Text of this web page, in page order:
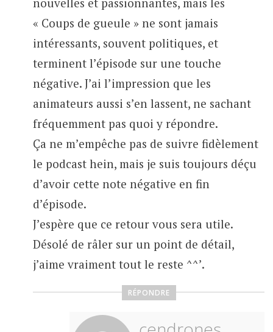
« Coups de gueule » ne sont jamais
intéressants, souvent politiques, et
terminent l’épisode sur une touche
négative. J’ai l’impression que les
animateurs aussi s’en lassent, ne sachant
fréquemment pas quoi y répondre.
Ça ne m’empêche pas de suivre fidèlement
le podcast hein, mais je suis toujours déçu
d’avoir cette note négative en fin
d’épisode.
J’espère que ce retour vous sera utile.
Désolé de râler sur un point de détail,
j’aime vraiment tout le reste ^^’.
RÉPONDRE